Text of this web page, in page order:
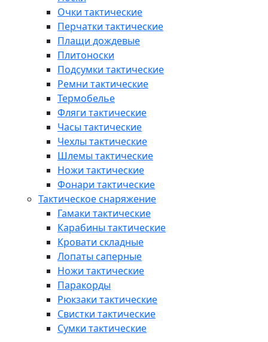
Очки тактические
Перчатки тактические
Плащи дождевые
Плитоноски
Подсумки тактические
Ремни тактические
Термобелье
Фляги тактические
Часы тактические
Чехлы тактические
Шлемы тактические
Ножи тактические
Фонари тактические
Тактическое снаряжение
Гамаки тактические
Карабины тактические
Кровати складные
Лопаты саперные
Ножи тактические
Паракорды
Рюкзаки тактические
Свистки тактические
Сумки тактические